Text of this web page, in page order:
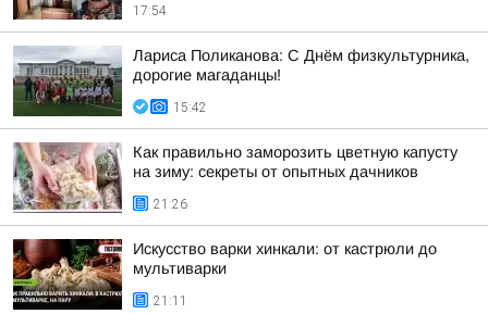
17:54
Лариса Поликанова: С Днём физкультурника,
дорогие магаданцы!
15:42
Как правильно заморозить цветную капусту
на зиму: секреты от опытных дачников
21:26
Искусство варки хинкали: от кастрюли до
мультиварки
21:11